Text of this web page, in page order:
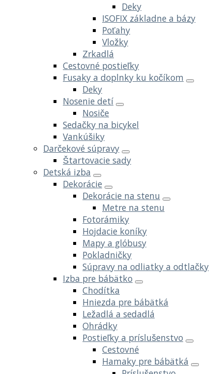
Deky
ISOFIX základne a bázy
Poťahy
Vložky
Zrkadlá
Cestovné postieľky
Fusaky a doplnky ku kočíkom
Deky
Nosenie detí
Nosiče
Sedačky na bicykel
Vankúšiky
Darčekové súpravy
Štartovacie sady
Detská izba
Dekorácie
Dekorácie na stenu
Metre na stenu
Fotorámiky
Hojdacie koníky
Mapy a glóbusy
Pokladničky
Súpravy na odliatky a odtlačky
Izba pre bábätko
Chodítka
Hniezda pre bábätká
Ležadlá a sedadlá
Ohrádky
Postieľky a príslušenstvo
Cestovné
Hamaky pre bábätká